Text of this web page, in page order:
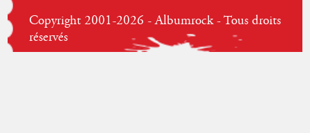
Copyright 2001-2026 - Albumrock - Tous droits
réservés